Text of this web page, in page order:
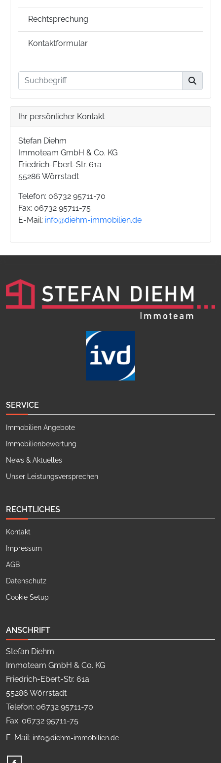
Rechtsprechung
Kontaktformular
Ihr persönlicher Kontakt
Stefan Diehm
Immoteam GmbH & Co. KG
Friedrich-Ebert-Str. 61a
55286 Wörrstadt
Telefon: 06732 95711-70
Fax: 06732 95711-75
E-Mail: info@diehm-immobilien.de
SERVICE
Immobilien Angebote
Immobilienbewertung
News & Aktuelles
Unser Leistungsversprechen
RECHTLICHES
Kontakt
Impressum
AGB
Datenschutz
Cookie Setup
ANSCHRIFT
Stefan Diehm
Immoteam GmbH & Co. KG
Friedrich-Ebert-Str. 61a
55286 Wörrstadt
Telefon: 06732 95711-70
Fax: 06732 95711-75
E-Mail: info@diehm-immobilien.de